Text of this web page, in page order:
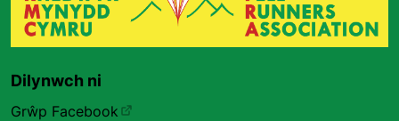
Dilynwch ni
Grŵp Facebook